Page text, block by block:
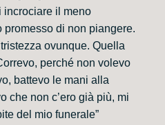
incrociare il meno
promesso di non piangere.
ovunque. Quella
perché non volevo
battevo le mani alla
che non c’ero già più, mi
del mio funerale”